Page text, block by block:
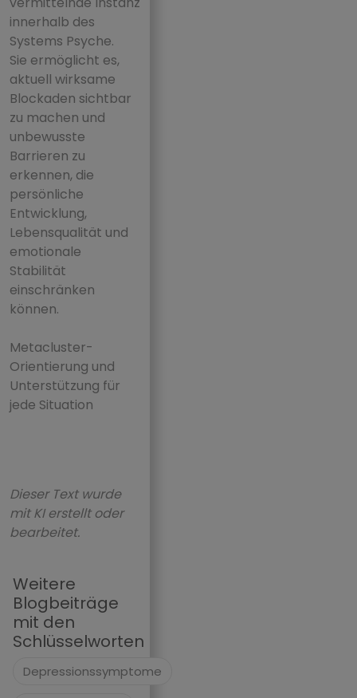
innerhalb des
Systems Psyche.
Sie ermöglicht es,
aktuell wirksame
Blockaden sichtbar
zu machen und
unbewusste
Barrieren zu
erkennen, die
persönliche
Entwicklung,
Lebensqualität und
emotionale
Stabilität
einschränken
können.
Metacluster-
Orientierung und
Unterstützung für
jede Situation
Dieser Text wurde
mit KI erstellt oder
bearbeitet.
Weitere
Blogbeiträge
mit den
Schlüsselworten
Depressionssymptome